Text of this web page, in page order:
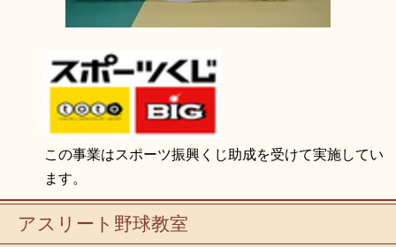
この事業はスポーツ振興くじ助成を受けて実施してい
ます。
アスリート野球教室